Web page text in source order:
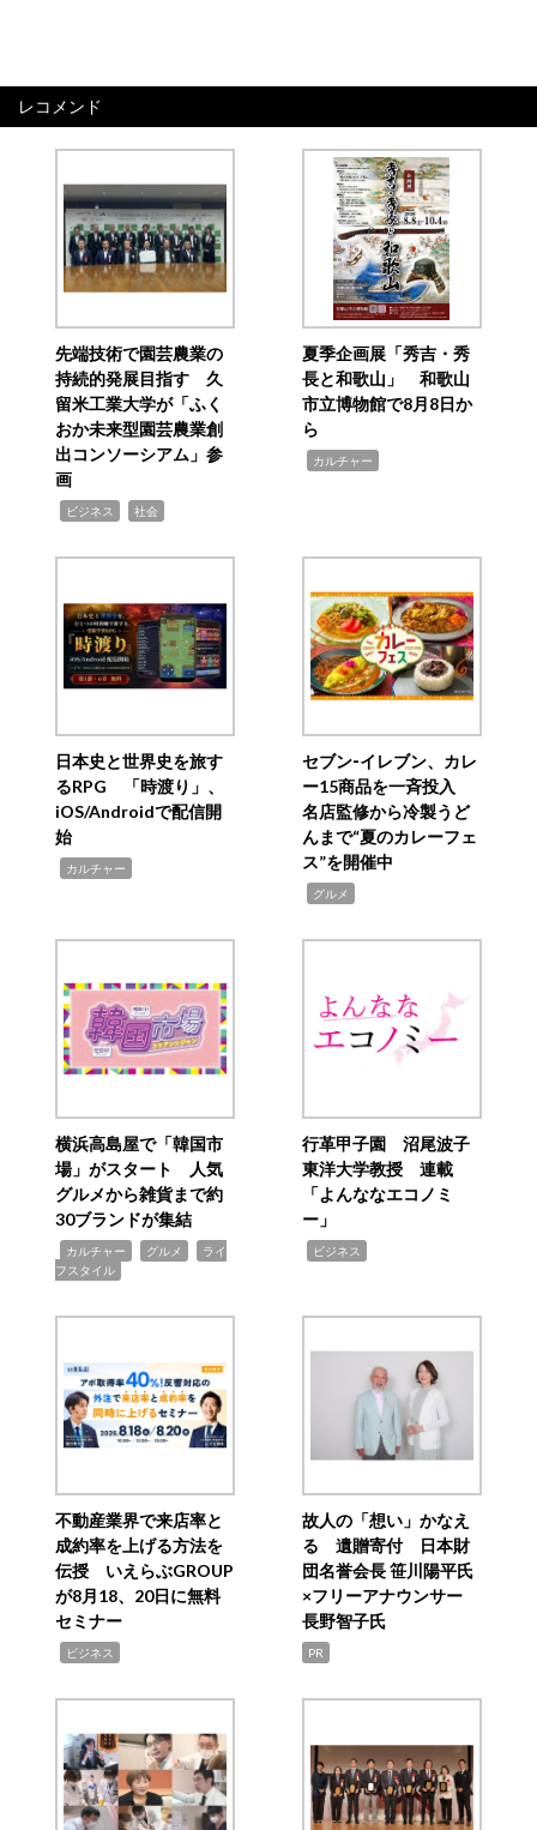
レコメンド
先端技術で園芸農業の
持続的発展目指す 久
留米工業大学が「ふく
おか未来型園芸農業創
出コンソーシアム」参
画
ビジネス 社会
夏季企画展「秀吉・秀
長と和歌山」 和歌山
市立博物館で8月8日か
ら
カルチャー
日本史と世界史を旅す
るRPG 「時渡り」、
iOS/Androidで配信開
始
カルチャー
セブン‐イレブン、カレ
ー15商品を一斉投入
名店監修から冷製うど
んまで“夏のカレーフェ
ス”を開催中
グルメ
横浜高島屋で「韓国市
場」がスタート 人気
グルメから雑貨まで約
30ブランドが集結
カルチャー グルメ
ライ
フスタイル
行革甲子園 沼尾波子
東洋大学教授 連載
「よんななエコノミ
ー」
ビジネス
不動産業界で来店率と
成約率を上げる方法を
伝授 いえらぶGROUP
が8月18、20日に無料
セミナー
ビジネス
故人の「想い」かなえ
る 遺贈寄付 日本財
団名誉会長 笹川陽平氏
×フリーアナウンサー
長野智子氏
PR